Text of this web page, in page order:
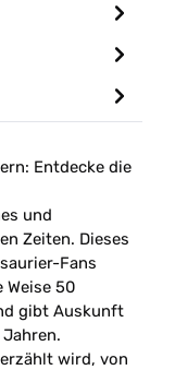
Entdecke die
und
Zeiten. Dieses
Fans
50
gibt Auskunft
wird, von